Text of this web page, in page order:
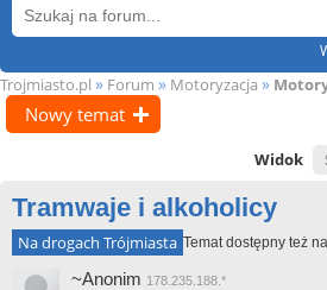
Trojmiasto.pl » Forum » Motoryzacja »
Nowy temat
Widok
Tramwaje i alkoholicy
Na drogach Trójmiasta Temat dostępny też
~Anonim 178.235.188.*